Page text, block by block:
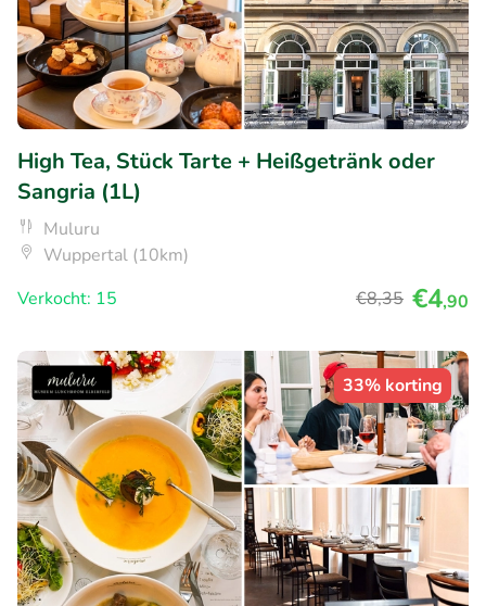
High Tea, Stück Tarte + Heißgetränk oder
Sangria (1L)
Muluru
Wuppertal (10km)
Verkocht: 15
€8,35 €4,90
33% korting